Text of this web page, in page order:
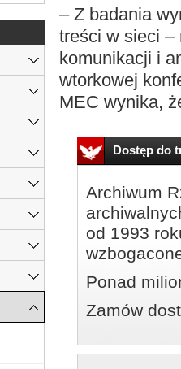
– Z badania
treści w sieci –
komunikacji i
wtorkowej
MEC wynika,
Dostęp do
Archiwum
od 1993
Ponad
Zamów